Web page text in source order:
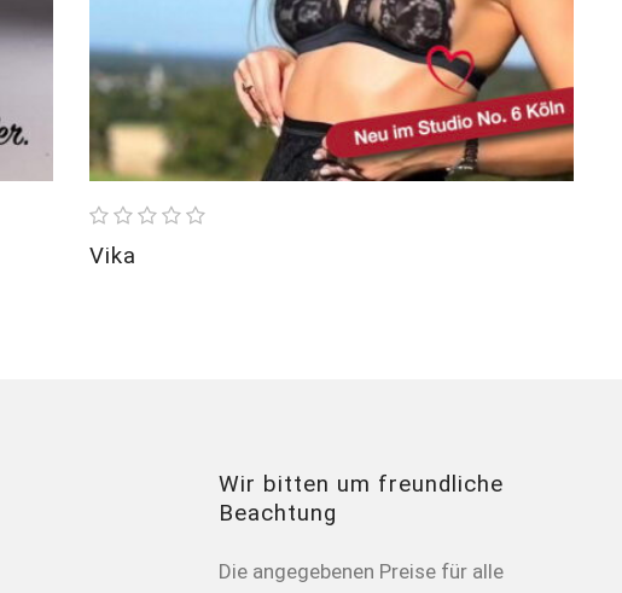
Vika
Wir bitten um freundliche
Beachtung
Die angegebenen Preise für alle